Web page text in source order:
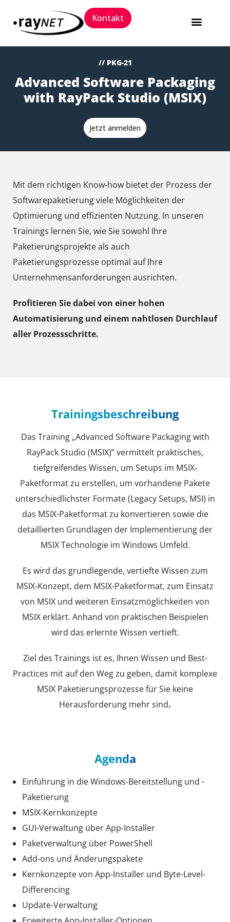
Kontakt
// PKG-21
Advanced Software Packaging
with RayPack Studio (MSIX)
Jetzt anmelden
Mit dem richtigen Know-how bietet der Prozess der
Softwarepaketierung viele Möglichkeiten der
Optimierung und effizienten Nutzung. In unseren
Trainings lernen Sie, wie Sie sowohl Ihre
Paketierungsprojekte als auch
Paketierungsprozesse optimal auf Ihre
Unternehmensanforderungen ausrichten.
Profitieren Sie dabei von einer hohen
Automatisierung und einem nahtlosen Durchlauf
aller Prozessschritte.
Trainingsbeschreibung
Das Training „Advanced Software Packaging with
RayPack Studio (MSIX)” vermittelt praktisches,
tiefgreifendes Wissen, um Setups im MSIX-
Paketformat zu erstellen, um vorhandene Pakete
unterschiedlichster Formate (Legacy Setups, MSI) in
das MSIX-Paketformat zu konvertieren sowie die
detaillierten Grundlagen der Implementierung der
MSIX Technologie im Windows Umfeld.
Es wird das grundlegende, vertiefte Wissen zum
MSIX-Konzept, dem MSIX-Paketformat, zum Einsatz
von MSIX und weiteren Einsatzmöglichkeiten von
MSIX erklärt. Anhand von praktischen Beispielen
wird das erlernte Wissen vertieft.
Ziel des Trainings ist es, Ihnen Wissen und Best-
Practices mit auf den Weg zu geben, damit komplexe
MSIX Paketierungsprozesse für Sie keine
Herausforderung mehr sind.
Agenda
Einführung in die Windows-Bereitstellung und -
Paketierung
MSIX-Kernkonzepte
GUI-Verwaltung über App-Installer
Paketverwaltung über PowerShell
Add-ons und Änderungspakete
Kernkonzepte von App-Installer und Byte-Level-
Differencing
Update-Verwaltung